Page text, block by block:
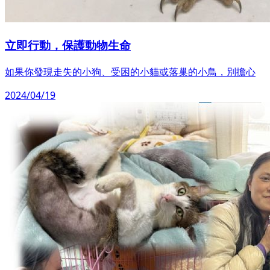
立即行動，保護動物生命
如果你發現走失的小狗、受困的小貓或落巢的小鳥，別擔心
2024/04/19